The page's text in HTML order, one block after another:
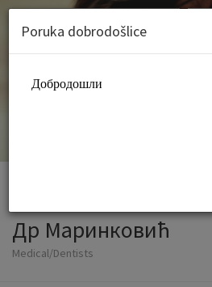
Др Маринковић
Medical/Dentists
Poruka dobrodošlice